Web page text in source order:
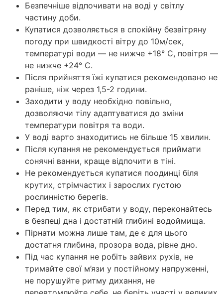
Безпечніше відпочивати на воді у світлу
частину доби.
Купатися дозволяється в спокійну безвітряну
погоду при швидкості вітру до 10м/сек,
температурі води — не нижче +18° С, повітря —
не нижче +24° С.
Після прийняття їжі купатися рекомендовано не
раніше, ніж через 1,5-2 години.
Заходити у воду необхідно повільно,
дозволяючи тілу адаптуватися до зміни
температури повітря та води.
У воді варто знаходитись не більше 15 хвилин.
Після купання не рекомендується приймати
сонячні ванни, краще відпочити в тіні.
Не рекомендується купатися поодинці біля
крутих, стрімчастих і зарослих густою
рослинністю берегів.
Перед тим, як стрибати у воду, переконайтесь
в безпеці дна і достатній глибині водоймища.
Пірнати можна лише там, де є для цього
достатня глибина, прозора вода, рівне дно.
Під час купання не робіть зайвих рухів, не
тримайте свої м’язи у постійному напруженні,
не порушуйте ритму дихання, не